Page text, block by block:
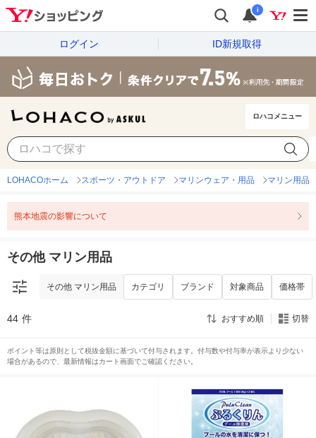
i
ログイン ID新規取得
ロハコメニュー
その他 マリン用品 価格帯
LOHACOホーム スポーツ・アウトドア マリンウェア・用品 マリン用品
熊本地震の影響について
その他 マリン用品
その他 マリン用品 カテゴリ ブランド 対象商品 価格帯
44 件 おすすめ順 切替
ポイント等は原則として税抜金額に基づいて付与されます。付与数や付与率が表示より少ない
場合があるので、最新情報はカート画面でご確認ください。